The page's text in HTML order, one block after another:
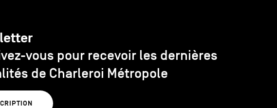
vous pour recevoir les dernières
de Charleroi Métropole